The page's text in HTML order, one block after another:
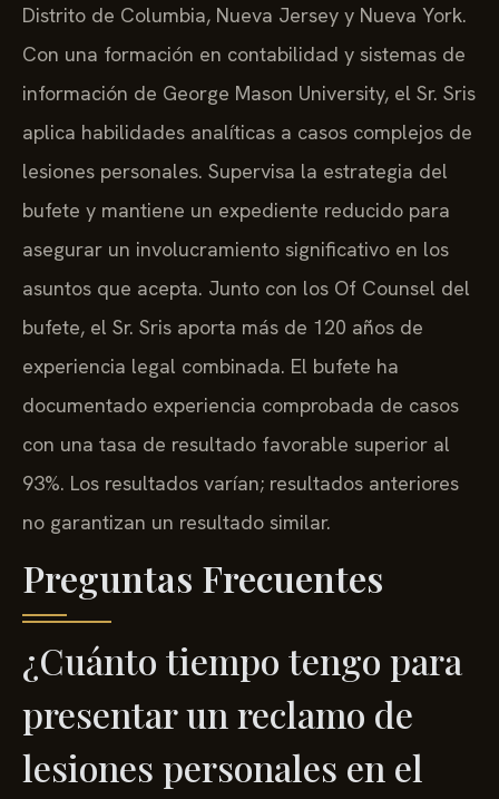
Distrito de Columbia, Nueva Jersey y Nueva York.
Con una formación en contabilidad y sistemas de
información de George Mason University, el Sr. Sris
aplica habilidades analíticas a casos complejos de
lesiones personales. Supervisa la estrategia del
bufete y mantiene un expediente reducido para
asegurar un involucramiento significativo en los
asuntos que acepta. Junto con los Of Counsel del
bufete, el Sr. Sris aporta más de 120 años de
experiencia legal combinada. El bufete ha
documentado experiencia comprobada de casos
con una tasa de resultado favorable superior al
93%. Los resultados varían; resultados anteriores
no garantizan un resultado similar.
Preguntas Frecuentes
¿Cuánto tiempo tengo para
presentar un reclamo de
lesiones personales en el